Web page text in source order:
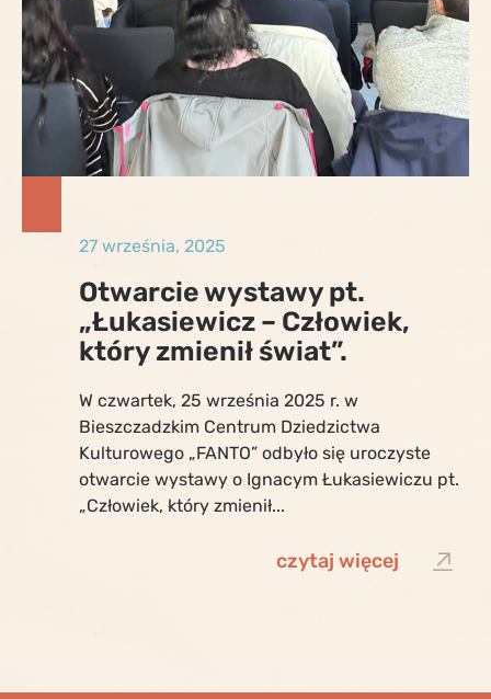
27 września, 2025
Otwarcie wystawy pt.
„Łukasiewicz – Człowiek,
który zmienił świat”.
W czwartek, 25 września 2025 r. w
Bieszczadzkim Centrum Dziedzictwa
Kulturowego „FANTO” odbyło się uroczyste
otwarcie wystawy o Ignacym Łukasiewiczu pt.
„Człowiek, który zmienił...
czytaj więcej